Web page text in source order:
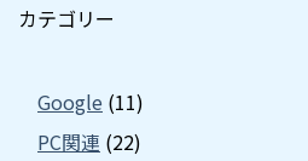
カテゴリー
Google (11)
PC関連 (22)